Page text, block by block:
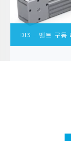
DLS – 벨트 구동